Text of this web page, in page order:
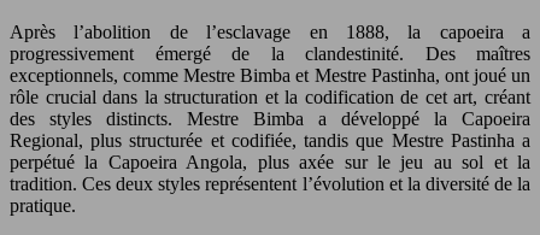
Après l’abolition de l’esclavage en 1888, la capoeira a
progressivement émergé de la clandestinité. Des maîtres
exceptionnels, comme Mestre Bimba et Mestre Pastinha, ont joué un
rôle crucial dans la structuration et la codification de cet art, créant
des styles distincts. Mestre Bimba a développé la Capoeira
Regional, plus structurée et codifiée, tandis que Mestre Pastinha a
perpétué la Capoeira Angola, plus axée sur le jeu au sol et la
tradition. Ces deux styles représentent l’évolution et la diversité de la
pratique.